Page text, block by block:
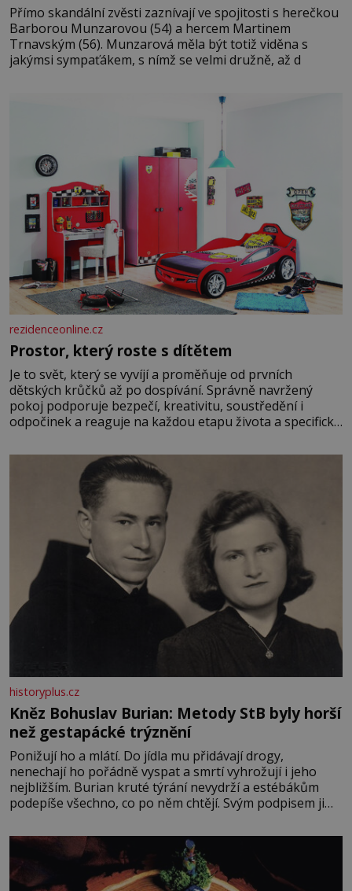
Přímo skandální zvěsti zaznívají ve spojitosti s herečkou
Barborou Munzarovou (54) a hercem Martinem
Trnavským (56). Munzarová měla být totiž viděna s
jakýmsi sympaťákem, s nímž se velmi družně, až d
rezidenceonline.cz
Prostor, který roste s dítětem
Je to svět, který se vyvíjí a proměňuje od prvních
dětských krůčků až po dospívání. Správně navržený
pokoj podporuje bezpečí, kreativitu, soustředění i
odpočinek a reaguje na každou etapu života a specifické
měkkost a bezpečí, proto by pokoj miminka měl působit
především klidně a útulně. Předškolní věk je
historyplus.cz
Kněz Bohuslav Burian: Metody StB byly horší
než gestapácké trýznění
Ponižují ho a mlátí. Do jídla mu přidávají drogy,
nenechají ho pořádně vyspat a smrtí vyhrožují i jeho
nejbližším. Burian kruté týrání nevydrží a estébákům
podepíše všechno, co po něm chtějí. Svým podpisem jim
fyzický ani psychický nátlak. Syn brněnského řezníka
chce být knězem a